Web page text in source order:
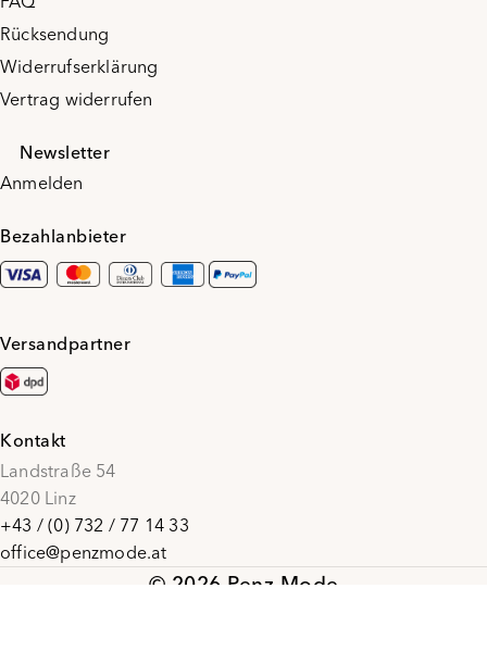
Rücksendung
Widerrufserklärung
Vertrag widerrufen
Newsletter
Anmelden
Bezahlanbieter
Versandpartner
Kontakt
Landstraße 54
4020 Linz
+43 / (0) 732 / 77 14 33
office@penzmode.at
© 2026 Penz Mode